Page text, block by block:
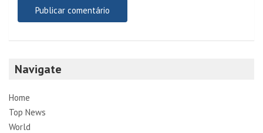
Navigate
Home
Top News
World